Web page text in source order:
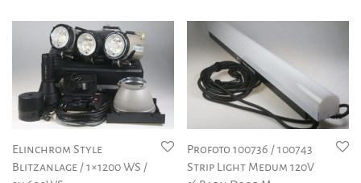
Elinchrom Style
Blitzanlage / 1×1200 WS /
Profoto 100736 / 100743
Strip Light Medum 120V